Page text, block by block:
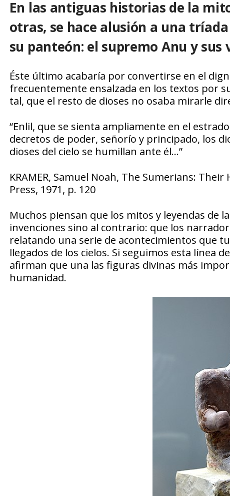
En las antiguas historias de la
otras, se hace alusión a una
su panteón: el supremo Anu y sus
Éste último acabaría por convertirse en el
frecuentemente ensalzada en los textos por
tal, que el resto de dioses no osaba mirarle
“Enlil, que se sienta ampliamente en el
decretos de poder, señorío y principado, los
dioses del cielo se humillan ante él…”
KRAMER, Samuel Noah, The Sumerians:
Press, 1971, p. 120
Muchos piensan que los mitos y leyendas de
invenciones sino al contrario: que los
relatando una serie de acontecimientos que
llegados de los cielos. Si seguimos esta línea
afirman que una las figuras divinas más
humanidad.